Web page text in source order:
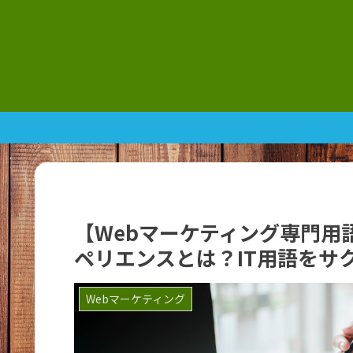
【Webマーケティング専門
ペリエンスとは？IT用語をサ
Webマーケティング